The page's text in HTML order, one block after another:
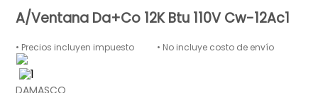
A/Ventana Da+Co 12K Btu 110V Cw-12Ac1
• Precios incluyen impuesto • No incluye costo de envío
DAMASCO
2. nevera
lavadora